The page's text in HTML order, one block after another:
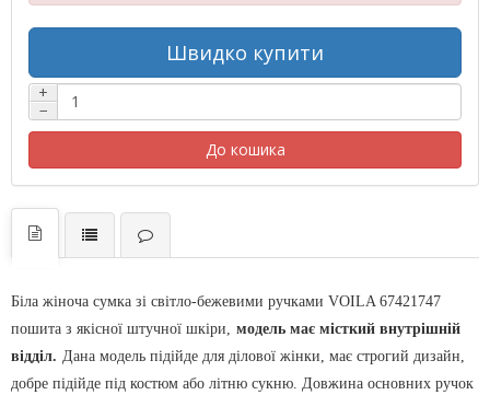
Швидко купити
+
−
До кошика
Біла жіноча сумка зі світло-бежевими ручками VOILA 67421747
пошита з якісної штучної шкіри,
модель має місткий внутрішній
відділ. Дана модель підійде для ділової жінки, має строгий дизайн,
добре підійде під костюм або літню сукню. Довжина основних ручок